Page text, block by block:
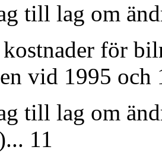
till lag om
för
vid 1995
till lag om
11